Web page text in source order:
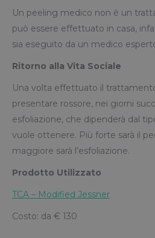
Un peeling medico non è un
può essere effettuato in casa,
sia eseguito da un medico
Ritorno alla Vita Sociale
Una volta effettuato il
presentare rossore, nei giorni
esfoliazione, che dipenderà dal
vuole ottenere. Più forte sarà il
maggiore sarà l’esfoliazione.
Prodotto Utilizzato
TCA – Modified Jessner
Costo: da € 130